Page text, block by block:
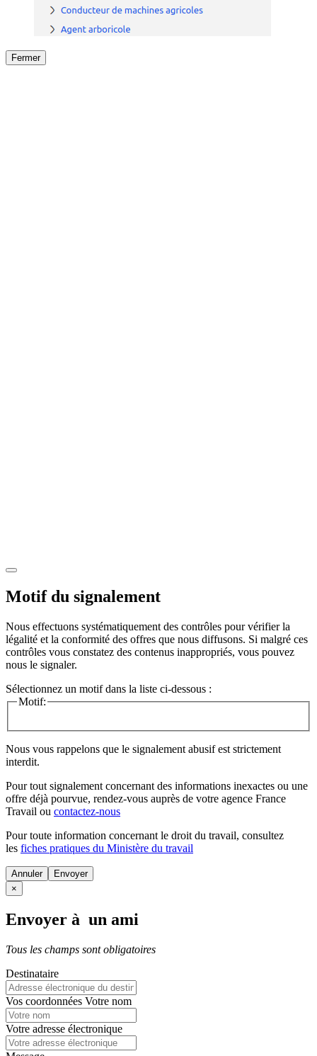
Fermer
Motif du signalement
Nous effectuons systématiquement des contrôles pour vérifier la
légalité et la conformité des offres que nous diffusons. Si malgré ces
contrôles vous constatez des contenus inappropriés, vous pouvez
nous le signaler.
Sélectionnez un motif dans la liste ci-dessous :
Motif:
Nous vous rappelons que le signalement abusif est strictement
interdit.
Pour tout signalement concernant des informations inexactes ou une
offre déjà pourvue, rendez-vous auprès de votre agence France
Travail ou contactez-nous
Pour toute information concernant le droit du travail, consultez
les fiches pratiques du Ministère du travail
Annuler
×
Envoyer à un ami
Tous les champs sont obligatoires
Destinataire
Vos coordonnées Votre nom
Votre adresse électronique